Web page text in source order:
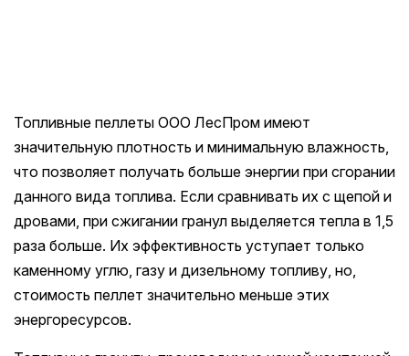
Топливные пеллеты ООО ЛесПром имеют
значительную плотность и минимальную влажность,
что позволяет получать больше энергии при сгорании
данного вида топлива. Если сравнивать их с щепой и
дровами, при сжигании гранул выделяется тепла в 1,5
раза больше. Их эффективность уступает только
каменному углю, газу и дизельному топливу, но,
стоимость пеллет значительно меньше этих
энергоресурсов.